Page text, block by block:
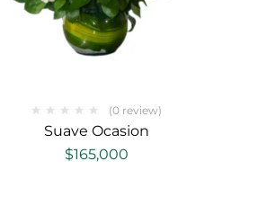
(0 review)
Suave Ocasion
$165,000